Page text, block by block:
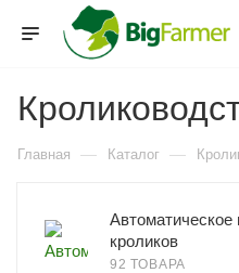
Главная — Каталог —
кроликов
92 ТОВАРА